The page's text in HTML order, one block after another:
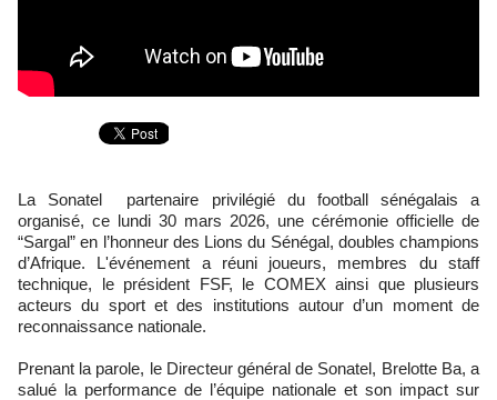
La Sonatel partenaire privilégié du football sénégalais a
organisé, ce lundi 30 mars 2026, une cérémonie officielle de
“Sargal” en l’honneur des Lions du Sénégal, doubles champions
d’Afrique. L'événement a réuni joueurs, membres du staff
technique, le président FSF, le COMEX ainsi que plusieurs
acteurs du sport et des institutions autour d’un moment de
reconnaissance nationale.
Prenant la parole, le Directeur général de Sonatel, Brelotte Ba, a
salué la performance de l’équipe nationale et son impact sur